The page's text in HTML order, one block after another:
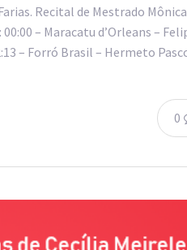
Recital de Mestrado Mônica
– Maracatu d’Orleans –
– Forró Brasil – Hermeto
0